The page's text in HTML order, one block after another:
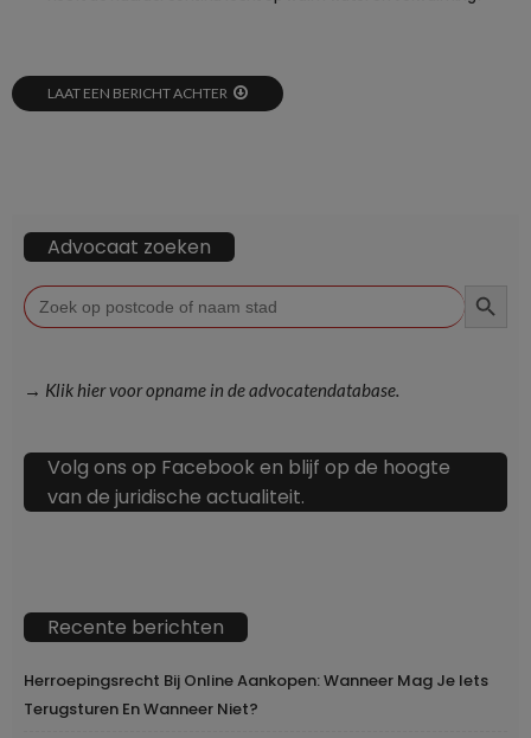
LAAT EEN BERICHT ACHTER
Advocaat zoeken
Zoek
naar:
→ Klik hier voor opname in de advocatendatabase.
Volg ons op Facebook en blijf op de hoogte
van de juridische actualiteit.
Recente berichten
Herroepingsrecht Bij Online Aankopen: Wanneer Mag Je Iets
Terugsturen En Wanneer Niet?